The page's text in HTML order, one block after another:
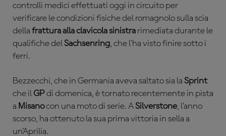
controlli medici effettuati oggi in circuito per
verificare le condizioni fisiche del romagnolo sulla scia
della frattura alla clavicola sinistra rimediata durante le
qualifiche delSachsenring, che l’ha visto finire sotto i
ferri.
Bezzecchi, che in Germania aveva saltato sia la Sprint
che il GPdi domenica, è tornato recentemente in pista
a Misanocon una moto di serie. ASilverstone, l’anno
scorso, ha ottenuto la sua prima vittoria in sella a
un’Aprilia.